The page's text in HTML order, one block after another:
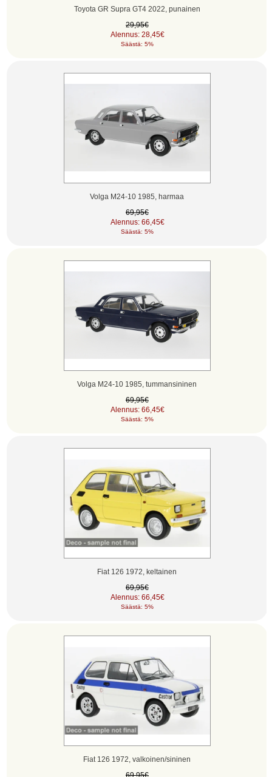
Toyota GR Supra GT4 2022, punainen
29,95€
Alennus: 28,45€
Säästä: 5%
Volga M24-10 1985, harmaa
69,95€
Alennus: 66,45€
Säästä: 5%
Volga M24-10 1985, tummansininen
69,95€
Alennus: 66,45€
Säästä: 5%
Fiat 126 1972, keltainen
69,95€
Alennus: 66,45€
Säästä: 5%
Fiat 126 1972, valkoinen/sininen
69,95€